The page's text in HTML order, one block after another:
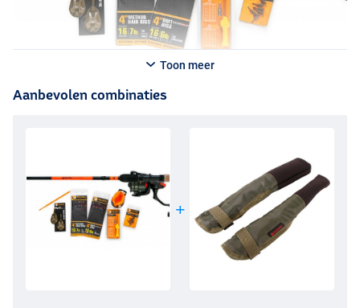
Toon meer
Aanbevolen combinaties